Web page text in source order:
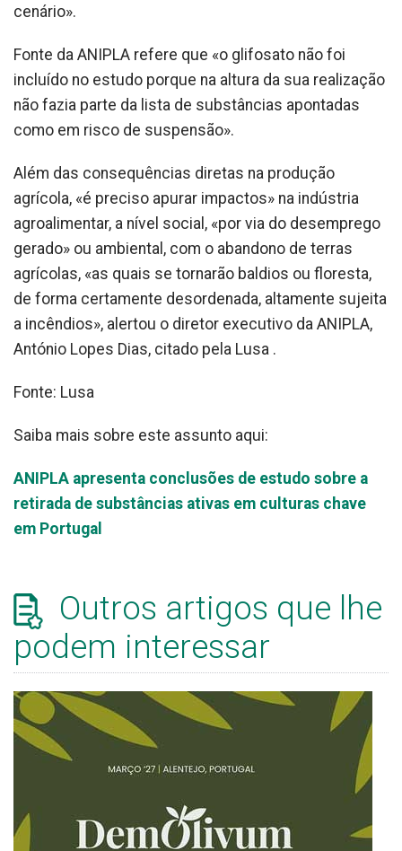
cenário».
Fonte da ANIPLA refere que «o glifosato não foi
incluído no estudo porque na altura da sua realização
não fazia parte da lista de substâncias apontadas
como em risco de suspensão».
Além das consequências diretas na produção
agrícola, «é preciso apurar impactos» na indústria
agroalimentar, a nível social, «por via do desemprego
gerado» ou ambiental, com o abandono de terras
agrícolas, «as quais se tornarão baldios ou floresta,
de forma certamente desordenada, altamente sujeita
a incêndios», alertou o diretor executivo da ANIPLA,
António Lopes Dias, citado pela Lusa .
Fonte: Lusa
Saiba mais sobre este assunto aqui:
ANIPLA apresenta conclusões de estudo sobre a
retirada de substâncias ativas em culturas chave
em Portugal
Outros artigos que lhe
podem interessar